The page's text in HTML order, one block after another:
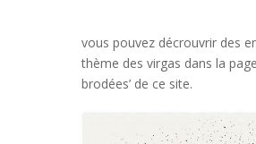
vous pouvez décrouvrir des
thème des virgas dans la
brodées’ de ce site.